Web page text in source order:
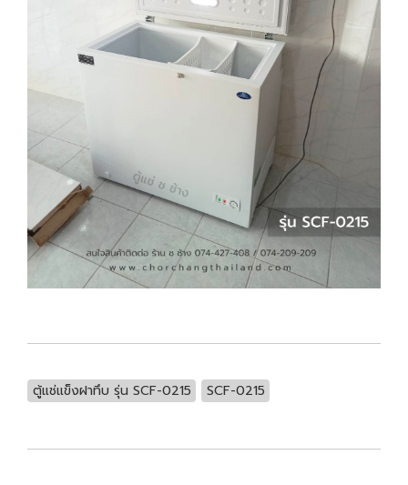
ตู้แช่แข็งฝาทึบ รุ่น SCF-0215 SCF-0215